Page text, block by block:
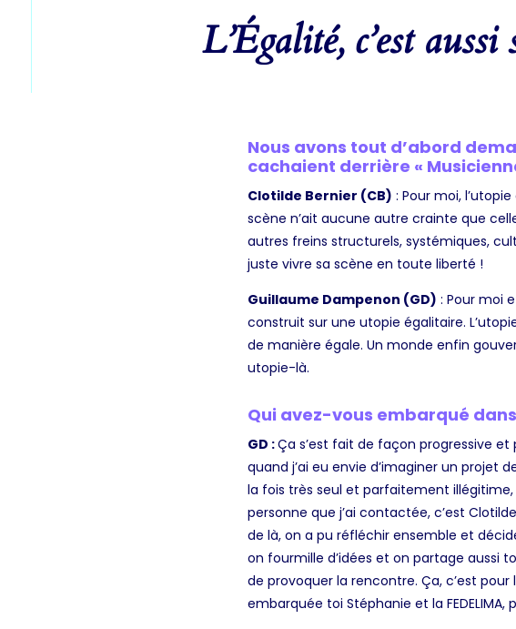
L’Égalité, c’est
Nous avons tout d’abord
cachaient derrière «
Clotilde Bernier (CB) : Pour moi,
scène n’ait aucune autre crainte que
autres freins structurels, systémiques,
juste vivre sa scène en toute liberté !
Guillaume Dampenon (GD) : Pour moi
construit sur une utopie égalitaire.
de manière égale. Un monde enfin
utopie-là.
Qui avez-vous embarqué
GD :Ça s’est fait de façon progressive
quand j’ai eu envie d’imaginer un projet
la fois très seul et parfaitement illégitime,
personne que j’ai contactée, c’est
de là, on a pu réfléchir ensemble et
on fourmille d’idées et on partage aussi
de provoquer la rencontre. Ça,c’est pour
embarquée toi Stéphanie et la